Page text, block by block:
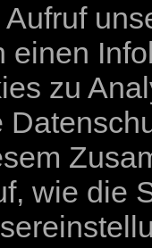
Aufruf
einen
zu
wie die